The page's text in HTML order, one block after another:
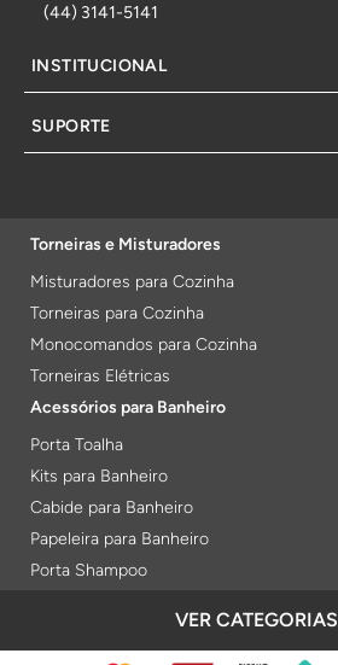
(44) 3141-5141
INSTITUCIONAL
SUPORTE
Torneiras e Misturadores
Misturadores para Cozinha
Torneiras para Cozinha
Monocomandos para Cozinha
Torneiras Elétricas
Acessórios para Banheiro
Porta Toalha
Kits para Banheiro
Cabide para Banheiro
Papeleira para Banheiro
Porta Shampoo
VER CATEGORIAS
FORMAS DE PAGAMENTO